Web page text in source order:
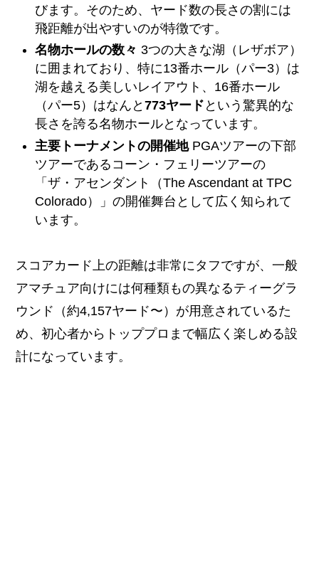
びます。そのため、ヤード数の長さの割には
飛距離が出やすいのが特徴です。
名物ホールの数々 3つの大きな湖（レザボア）
に囲まれており、特に13番ホール（パー3）は
湖を越える美しいレイアウト、16番ホール
（パー5）はなんと773ヤード という驚異的な
長さを誇る名物ホールとなっています。
主要トーナメントの開催地PGAツアーの下部
ツアーであるコーン・フェリーツアーの
「ザ・アセンダント（The Ascendant at TPC
Colorado）」の開催舞台として広く知られて
います。
スコアカード上の距離は非常にタフですが、一般
アマチュア向けには何種類もの異なるティーグラ
ウンド（約4,157ヤード〜）が用意されているた
め、初心者からトッププロまで幅広く楽しめる設
計になっています。